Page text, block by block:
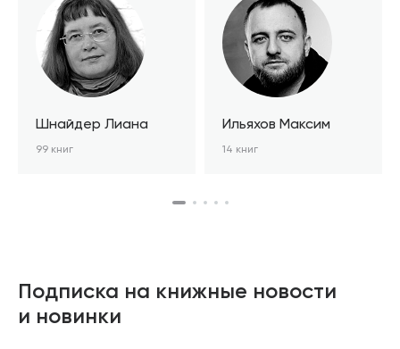
Шнайдер Лиана
99 книг
Ильяхов Максим
14 книг
Подписка на книжные новости
и новинки